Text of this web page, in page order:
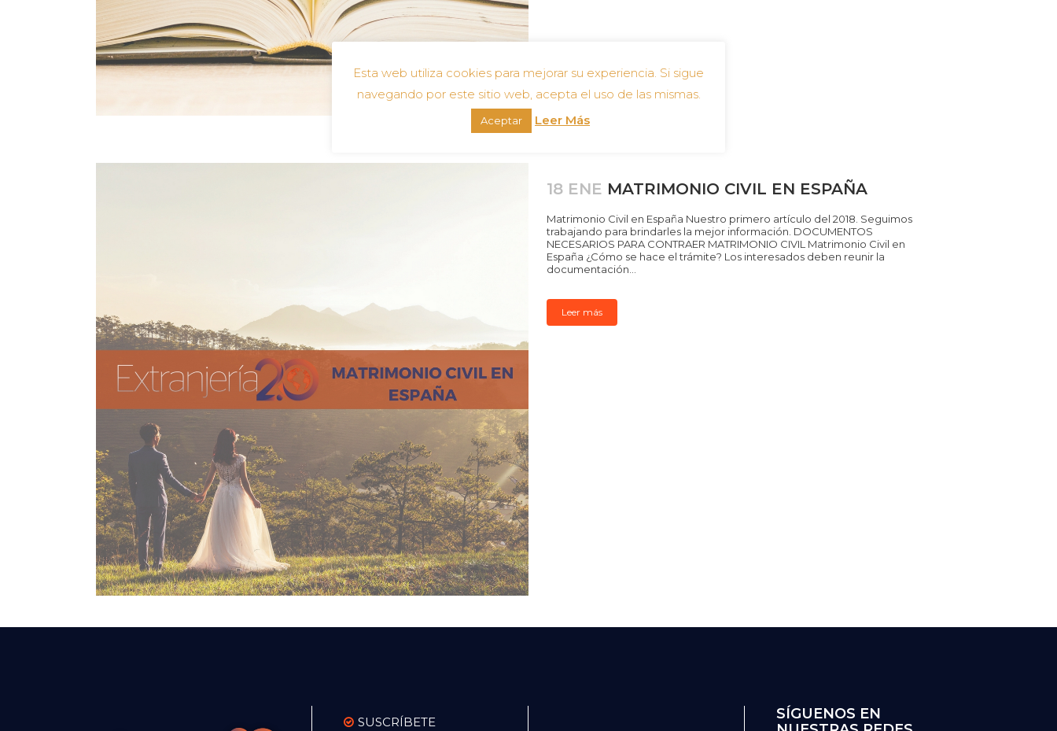
18 ENE MATRIMONIO CIVIL EN ESPAÑA
Matrimonio Civil en España Nuestro primero artículo del 2018. Seguimos
trabajando para brindarles la mejor información. DOCUMENTOS
NECESARIOS PARA CONTRAER MATRIMONIO CIVIL Matrimonio Civil en
España ¿Cómo se hace el trámite? Los interesados deben reunir la
documentación...
Leer más
SUSCRÍBETE
SÍGUENOS EN
Esta web utiliza cookies para mejorar su experiencia. Si sigue
navegando por este sitio web, acepta el uso de las mismas.
Aceptar Leer Más